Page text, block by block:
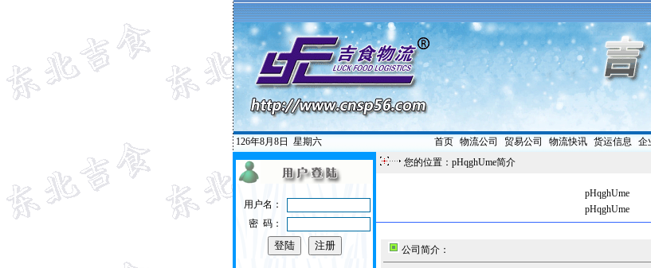
126年8月8日 星期六 首页| 物流公司 贸易公司 物流快讯| 货运信息 企
用户名：
密 码：
您的位置：pHqghUme简介
pHqghUme
pHqghUme
公司简介：